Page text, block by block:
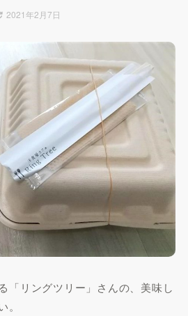
2021年2月7日
「リングツリー」さんの、美味し
。